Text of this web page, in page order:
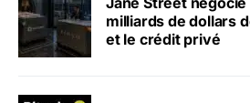
milliards de dollars
et le crédit privé